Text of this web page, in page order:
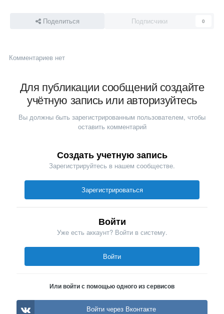
Поделиться Подписчики 0
Комментариев нет
Для публикации сообщений создайте
учётную запись или авторизуйтесь
Вы должны быть зарегистрированным пользователем, чтобы
оставить комментарий
Создать учетную запись
Зарегистрируйтесь в нашем сообществе.
Зарегистрироваться
Войти
Уже есть аккаунт? Войти в систему.
Войти
Или войти с помощью одного из сервисов
Войти через Вконтакте